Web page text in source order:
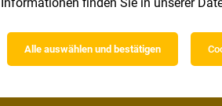
Alle auswählen und bestätigen